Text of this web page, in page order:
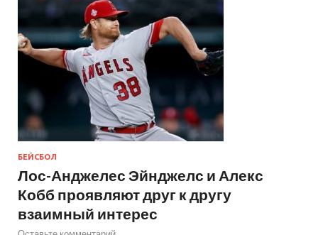
БЕЙСБОЛ
Лос-Анджелес Эйнджелс и Алекс
Кобб проявляют друг к другу
взаимный интерес